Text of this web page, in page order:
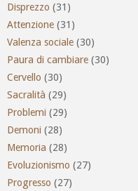
Disprezzo (31)
Attenzione (31)
Valenza sociale (30)
Paura di cambiare (30)
Cervello (30)
Sacralità (29)
Problemi (29)
Demoni (28)
Memoria (28)
Evoluzionismo (27)
Progresso (27)